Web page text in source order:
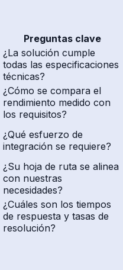
Preguntas clave
¿La solución cumple
todas las especificaciones
técnicas?
¿Cómo se compara el
rendimiento medido con
los requisitos?
¿Qué esfuerzo de
integración se requiere?
¿Su hoja de ruta se alinea
con nuestras
necesidades?
¿Cuáles son los tiempos
de respuesta y tasas de
resolución?